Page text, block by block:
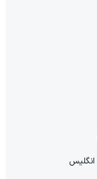
انگلیس